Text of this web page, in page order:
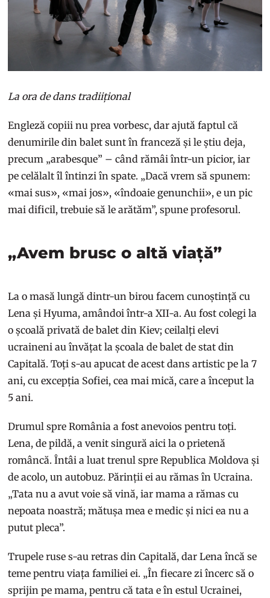
La ora de dans tradiițional
Engleză copiii nu prea vorbesc, dar ajută faptul că
denumirile din balet sunt în franceză și le știu deja,
precum „arabesque” – când rămâi într-un picior, iar
pe celălalt îl întinzi în spate. „Dacă vrem să spunem:
«mai sus», «mai jos», «îndoaie genunchii», e un pic
mai dificil, trebuie să le arătăm”, spune profesorul.
„Avem brusc o altă viață”
La o masă lungă dintr-un birou facem cunoștință cu
Lena și Hyuma, amândoi într-a XII-a. Au fost colegi la
o școală privată de balet din Kiev; ceilalți elevi
ucraineni au învățat la școala de balet de stat din
Capitală. Toți s-au apucat de acest dans artistic pe la 7
ani, cu excepția Sofiei, cea mai mică, care a început la
5 ani.
Drumul spre România a fost anevoios pentru toți.
Lena, de pildă, a venit singură aici la o prietenă
româncă. Întâi a luat trenul spre Republica Moldova și
de acolo, un autobuz. Părinții ei au rămas în Ucraina.
„Tata nu a avut voie să vină, iar mama a rămas cu
nepoata noastră; mătușa mea e medic și nici ea nu a
putut pleca”.
Trupele ruse s-au retras din Capitală, dar Lena încă se
teme pentru viața familiei ei. „În fiecare zi încerc să o
sprijin pe mama, pentru că tata e în estul Ucrainei,